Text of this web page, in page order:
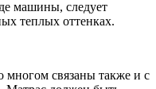
машины, следует
теплых оттенках.
многом связаны также и с